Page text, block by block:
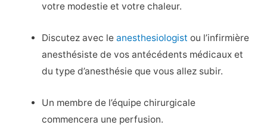
votre modestie et votre chaleur.
Discutez avec leanesthesiologist ou l’infirmière
anesthésiste de vos antécédents médicaux et
du type d’anesthésie que vous allez subir.
Un membre de l’équipe chirurgicale
commencera une perfusion.